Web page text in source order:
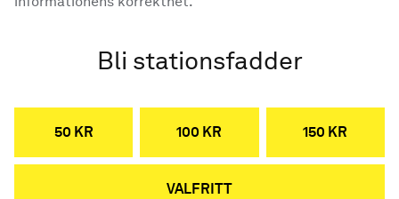
Bli stationsfadder
50 KR 100 KR 150 KR
VALFRITT